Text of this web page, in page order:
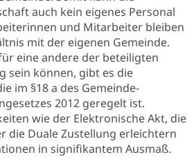
auch kein eigenes Personal
und Mitarbeiter bleiben
mit der eigenen Gemeinde.
eine andere der beteiligten
sein können, gibt es die
im §18 a des Gemeinde-
2012 geregelt ist.
wie der Elektronische Akt, die
die Duale Zustellung erleichtern
in signifikantem Ausmaß.